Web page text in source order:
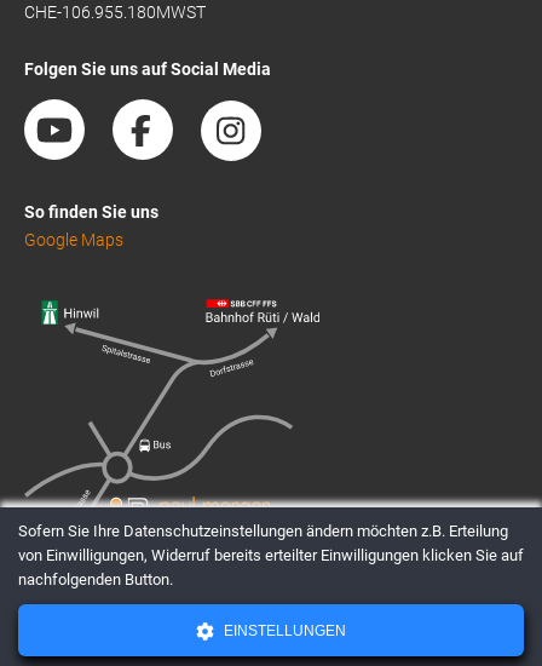
CHE-106.955.180MWST
Folgen Sie uns auf Social Media
So finden Sie uns
Google Maps
AGBsDatenschutzImpressum
Sofern Sie Ihre Datenschutzeinstellungen ändern möchten z.B. Erteilung
von Einwilligungen, Widerruf bereits erteilter Einwilligungen klicken Sie auf
nachfolgenden Button.
EINSTELLUNGEN